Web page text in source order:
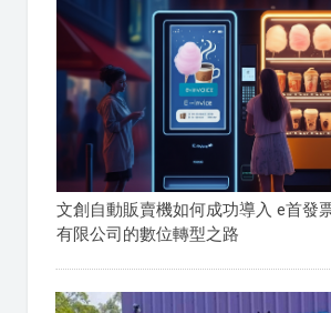
文創自動販賣機如何成功導入 e首發
有限公司的數位轉型之路